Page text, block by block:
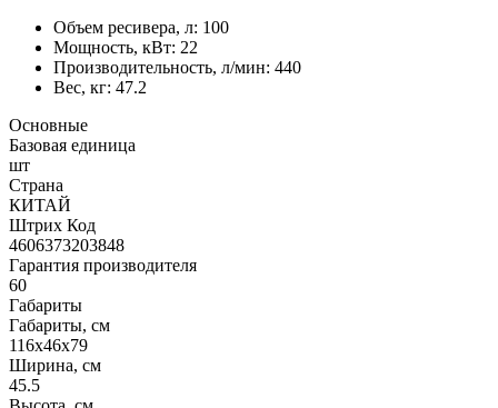
Объем ресивера, л: 100
Мощность, кВт: 22
Производительность, л/мин: 440
Вес, кг: 47.2
Основные
Базовая единица
шт
Страна
КИТАЙ
Штрих Код
4606373203848
Гарантия производителя
60
Габариты
Габариты, см
116х46х79
Ширина, см
45.5